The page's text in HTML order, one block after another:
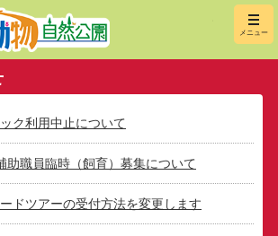
埼玉県
メニュー
ク利用中止について
職員臨時（飼育）募集について
ドツアーの受付方法を変更します